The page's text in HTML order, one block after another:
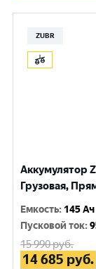
ZUBR
Аккумулятор
Грузовая,
Емкость: 145 Ач
Пусковой ток:
15 990руб.
14 685 руб.